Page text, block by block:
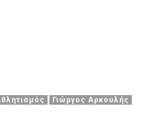
Γιώργος Αρκουλής